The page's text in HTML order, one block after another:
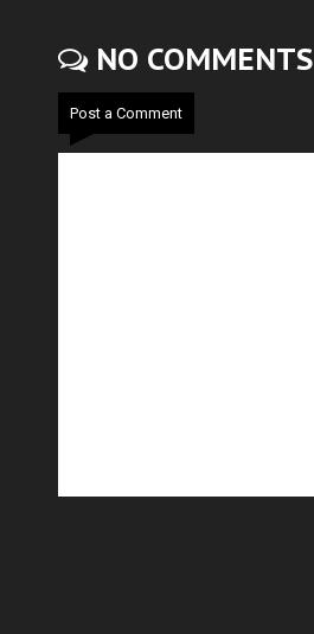
NO COMMENTS
Post a Comment